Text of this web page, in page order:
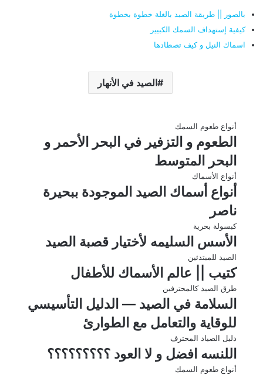
بالصور || طريقة الصيد بالغلة خطوة بخطوة
كيفية إستهداف السمك الكبيير
اسماك النيل و كيف تصطادها
الصيد في الأنهار
أنواع طعوم السمك
الطعوم و التزفير في البحر الأحمر و
البحر المتوسط
أنواع الأسماك
أنواع أسماك الصيد الموجودة ببحيرة
ناصر
كبسولة بحرية
الأسس السليمه لأختيار قصبة الصيد
الصيد للمبتدئين
كتيب || عالم الأسماك للأطفال
طرق الصيد كالمحترفين
السلامة في الصيد — الدليل التأسيسي
للوقاية والتعامل مع الطوارئ
دليل الصياد المحترف
اللنسه افضل و لا العود ؟؟؟؟؟؟؟؟؟
أنواع طعوم السمك